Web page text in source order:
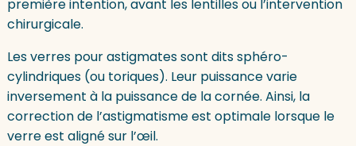
première intention, avant les lentilles ou l’intervention
chirurgicale.
Les verres pour astigmates sont dits sphéro-
cylindriques (ou toriques). Leur puissance varie
inversement à la puissance de la cornée. Ainsi, la
correction de l’astigmatisme est optimale lorsque le
verre est aligné sur l’œil.